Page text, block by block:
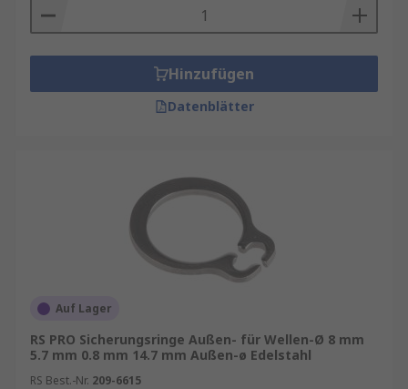
Hinzufügen
Datenblätter
Auf Lager
RS PRO Sicherungsringe Außen- für Wellen-Ø 8 mm
5.7 mm 0.8 mm 14.7 mm Außen-ø Edelstahl
RS Best.-Nr. 209-6615